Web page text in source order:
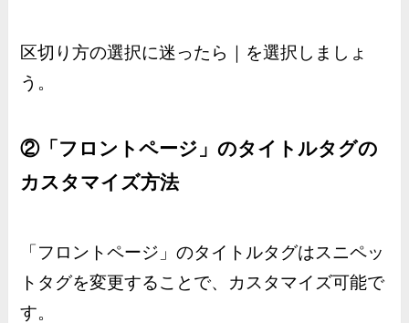
区切り方の選択に迷ったら｜を選択しましょ
う。
②「フロントページ」のタイトルタグの
カスタマイズ方法
「フロントページ」のタイトルタグはスニペッ
トタグを変更することで、カスタマイズ可能で
す。